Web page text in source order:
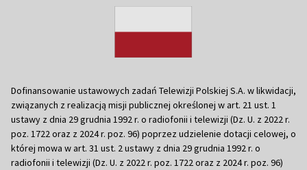
Dofinansowanie ustawowych zadań Telewizji Polskiej S.A. w likwidacji,
związanych z realizacją misji publicznej określonej w art. 21 ust. 1
ustawy z dnia 29 grudnia 1992 r. o radiofonii i telewizji (Dz. U. z 2022 r.
poz. 1722 oraz z 2024 r. poz. 96) poprzez udzielenie dotacji celowej, o
której mowa w art. 31 ust. 2 ustawy z dnia 29 grudnia 1992 r. o
radiofonii i telewizji (Dz. U. z 2022 r. poz. 1722 oraz z 2024 r. poz. 96)